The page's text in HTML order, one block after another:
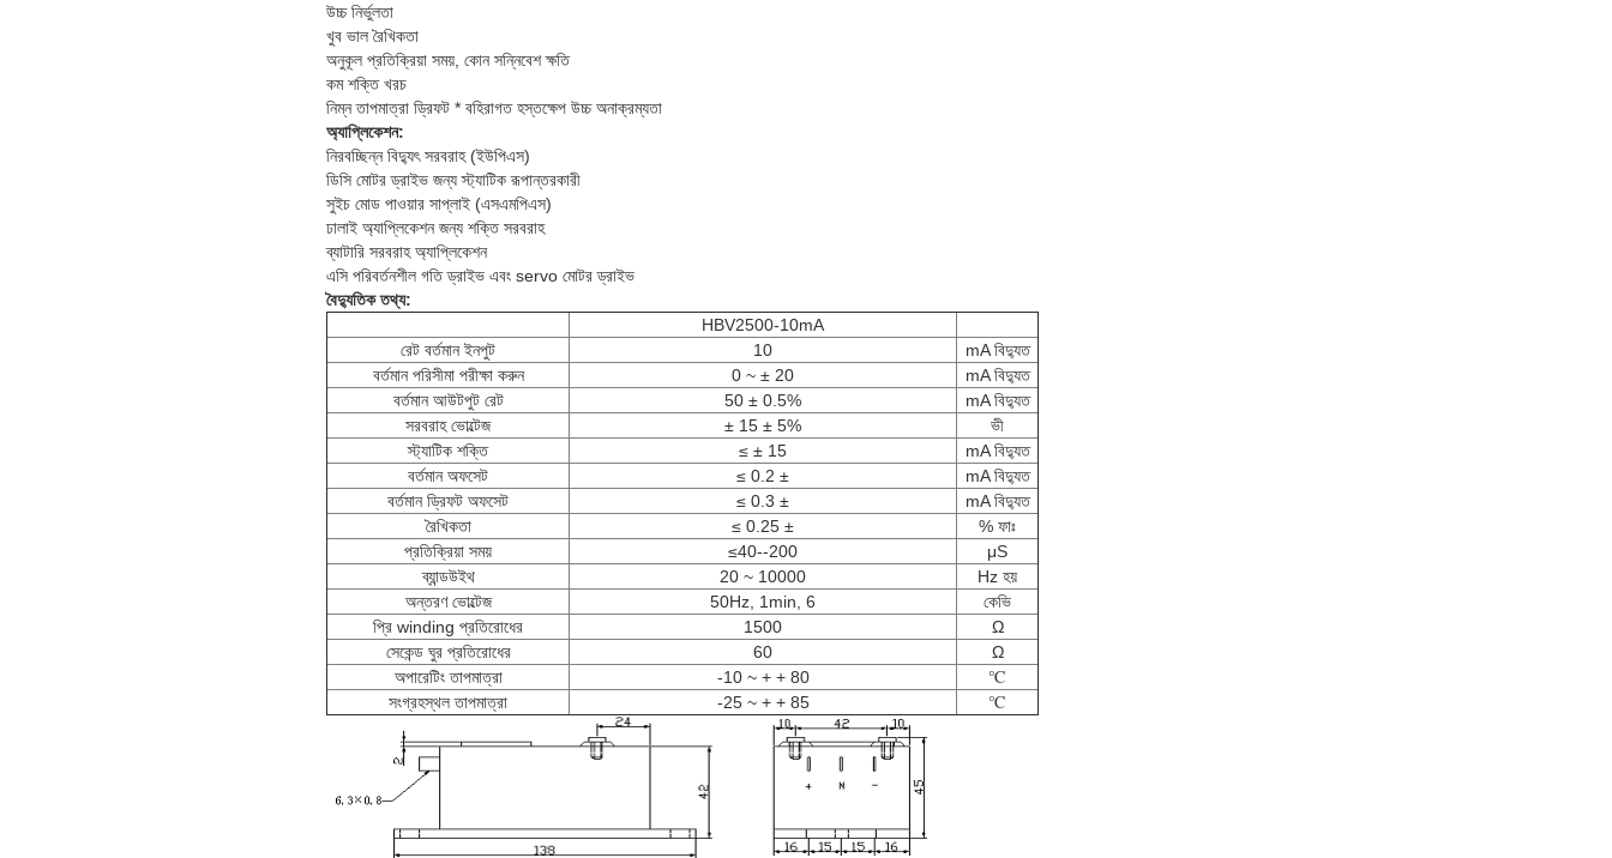
উচ্চ নির্ভুলতা
খুব ভাল রৈখিকতা
অনুকূল প্রতিক্রিয়া সময়, কোন সন্নিবেশ ক্ষতি
কম শক্তি খরচ
নিম্ন তাপমাত্রা ড্রিফট * বহিরাগত হস্তক্ষেপ উচ্চ অনাক্রম্যতা
অ্যাপ্লিকেশন:
নিরবচ্ছিন্ন বিদ্যুৎ সরবরাহ (ইউপিএস)
ডিসি মোটর ড্রাইভ জন্য স্ট্যাটিক রূপান্তরকারী
সুইচ মোড পাওয়ার সাপ্লাই (এসএমপিএস)
ঢালাই অ্যাপ্লিকেশন জন্য শক্তি সরবরাহ
ব্যাটারি সরবরাহ অ্যাপ্লিকেশন
এসি পরিবর্তনশীল গতি ড্রাইভ এবং servo মোটর ড্রাইভ
বৈদ্যুতিক তথ্য:
HBV2500-10mA
রেট বর্তমান ইনপুট
10
mA বিদ্যুত
বর্তমান পরিসীমা পরীক্ষা করুন
0 ~ ± 20
mA বিদ্যুত
বর্তমান আউটপুট রেট
50 ± 0.5%
mA বিদ্যুত
সরবরাহ ভোল্টেজ
± 15 ± 5%
ভী
স্ট্যাটিক শক্তি
≤ ± 15
mA বিদ্যুত
বর্তমান অফসেট
≤ 0.2 ±
mA বিদ্যুত
বর্তমান ড্রিফট অফসেট
≤ 0.3 ±
mA বিদ্যুত
রৈখিকতা
≤ 0.25 ±
% ফাঃ
প্রতিক্রিয়া সময়
≤40--200
μS
ব্যান্ডউইথ
20 ~ 10000
Hz হয়
অন্তরণ ভোল্টেজ
50Hz, 1min, 6
কেভি
প্রি winding প্রতিরোধের
1500
Ω
সেকেন্ড ঘুর প্রতিরোধের
60
Ω
অপারেটিং তাপমাত্রা
-10 ~ + + 80
℃
সংগ্রহস্থল তাপমাত্রা
-25 ~ + + 85 ℃